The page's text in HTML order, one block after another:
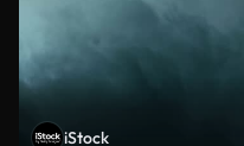
iStock